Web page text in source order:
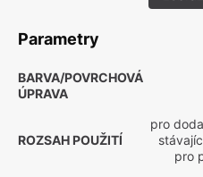
Parametry
BARVA/POVRCHOVÁ
ÚPRAVA
ROZSAH POUŽITÍ
pro
pro